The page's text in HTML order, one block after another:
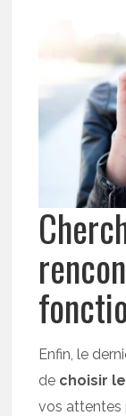
Enfin, le
de choisir
vos attentes